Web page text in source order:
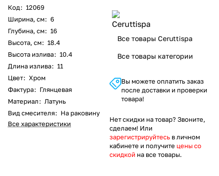
Код: 12069
Ширина, см: 6
Глубина, см: 16
Высота, см: 18.4
Высота излива: 10.4
Длина излива: 11
Цвет: Хром
Фактура: Глянцевая
Материал: Латунь
Вид смесителя: На раковину
Все характеристики
Все товары Ceruttispa
Все товары категории
Вы можете оплатить заказ
после доставки и проверки
товара!
Нет скидки на товар? Звоните,
сделаем! Или
зарегистрируйтесь в личном
кабинете и получите цены со
скидкой на все товары.